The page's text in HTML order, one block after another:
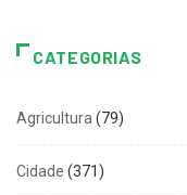
CATEGORIAS
Agricultura (79)
Cidade (371)